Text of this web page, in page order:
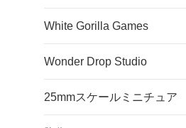
White Gorilla Games
Wonder Drop Studio
25mmスケールミニチュア